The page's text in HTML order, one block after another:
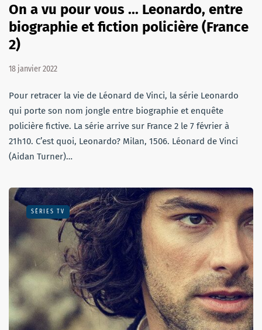
On a vu pour vous ... Leonardo, entre
biographie et fiction policière (France
2)
18 janvier 2022
Pour retracer la vie de Léonard de Vinci, la série Leonardo
qui porte son nom jongle entre biographie et enquête
policière fictive. La série arrive sur France 2 le 7 février à
21h10. C’est quoi, Leonardo? Milan, 1506. Léonard de Vinci
(Aidan Turner)…
SÉRIES TV